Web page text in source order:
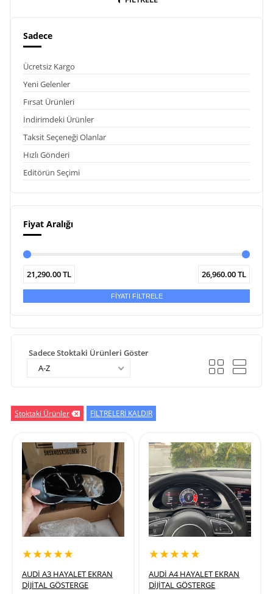
Sadece
Ücretsiz Kargo
Yeni Gelenler
Fırsat Ürünleri
İndirimdeki Ürünler
Taksit Seçeneği Olanlar
Hızlı Gönderi
Editörün Seçimi
Fiyat Aralığı
21,290.00TL 26,960.00TL
FİYATI FİLTRELE
Sadece Stoktaki Ürünleri Göster
A-Z
Stoktaki Ürünler FİLTRELERİ KALDIR
★★★★★
AUDİ A3 HAYALET EKRAN
DİJİTAL GÖSTERGE
★★★★★
AUDİ A4 HAYALET EKRAN
DİJİTAL GÖSTERGE